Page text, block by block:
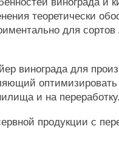
теоретически
для
винограда для
и на
продукции с